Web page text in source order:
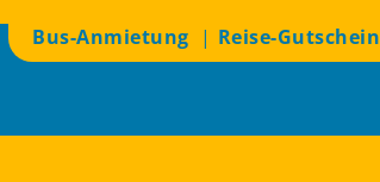
Bus-Anmietung Reise-Gutschein